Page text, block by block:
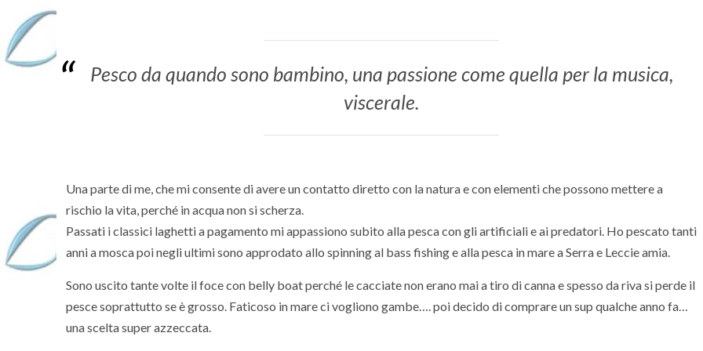
Pesco da quando sono bambino, una passione come quella per la musica,
viscerale.
Una parte di me, che mi consente di avere un contatto diretto con la natura e con elementi che possono mettere a
rischio la vita, perché in acqua non si scherza.
Passati i classici laghetti a pagamento mi appassiono subito alla pesca con gli artificiali e ai predatori. Ho pescato tanti
anni a mosca poi negli ultimi sono approdato allo spinning al bass fishing e alla pesca in mare a Serra e Leccie amia.
Sono uscito tante volte il foce con belly boat perché le cacciate non erano mai a tiro di canna e spesso da riva si perde il
pesce soprattutto se è grosso. Faticoso in mare ci vogliono gambe…. poi decido di comprare un sup qualche anno fa…
una scelta super azzeccata.